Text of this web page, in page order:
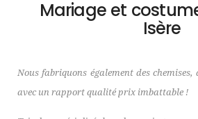
Mariage et
Isère
Nous fabriquons également des
avec un rapport qualité prix imbattable !